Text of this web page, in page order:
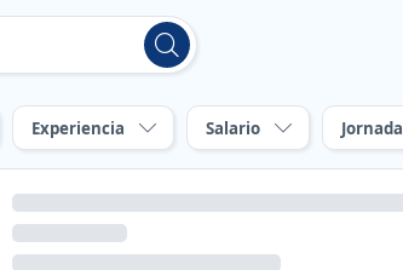
Experiencia Salario Jornada